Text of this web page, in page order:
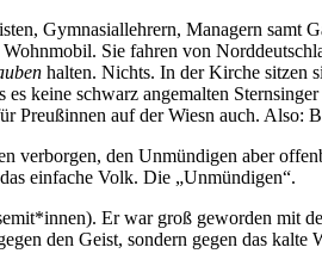
Gymnasiallehrern, Managern samt
Wohnmobil. Sie fahren von
halten. Nichts. In der Kirche sitzen
keine schwarz angemalten
auf der Wiesn auch. Also:
den Unmündigen aber
einfache Volk. Die „Unmündigen“.
Er war groß geworden mit
den Geist, sondern gegen das kalte